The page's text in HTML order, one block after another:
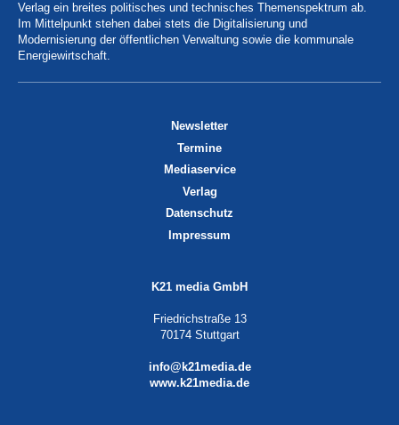
Verlag ein breites politisches und technisches Themenspektrum ab.
Im Mittelpunkt stehen dabei stets die Digitalisierung und
Modernisierung der öffentlichen Verwaltung sowie die kommunale
Energiewirtschaft.
Newsletter
Termine
Mediaservice
Verlag
Datenschutz
Impressum
K21 media GmbH
Friedrichstraße 13
70174 Stuttgart
info@k21media.de
www.k21media.de